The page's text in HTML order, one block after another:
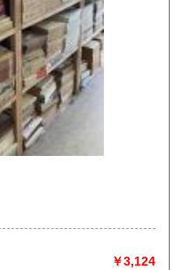
￥3,124